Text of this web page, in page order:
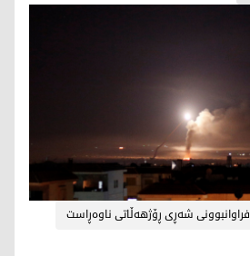
فراوانبوونی شەڕی ڕۆژهەڵاتی ناوەڕاست